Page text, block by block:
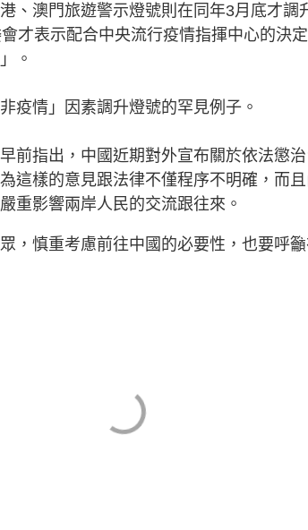
、澳門旅遊警示燈號則在同年3月底才調
才表示配合中央流行疫情指揮中心的決
。
疫情」因素調升燈號的罕見例子。
前指出，中國近期對外宣布關於依法懲
這樣的意見跟法律不僅程序不明確，而
重影響兩岸人民的交流跟往來。
，慎重考慮前往中國的必要性，也要呼